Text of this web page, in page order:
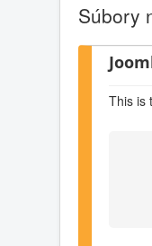
Súbory
This is